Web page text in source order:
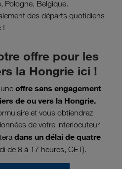
Pologne, Belgique.
des départs quotidiens
!
offre pour les
la Hongrie ici !
offre sans engagement
de ou vers la Hongrie.
et vous obtiendrez
de votre interlocuteur
dans un délai de quatre
de 8 à 17 heures, CET).